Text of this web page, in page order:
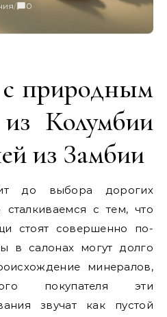
/ 0
с природным
Колумбии
из Замбии
до выбора дорогих
с тем, что
стоят совершенно по-
в салонах могут долго
минералов,
покупателя эти
звучат как пустой